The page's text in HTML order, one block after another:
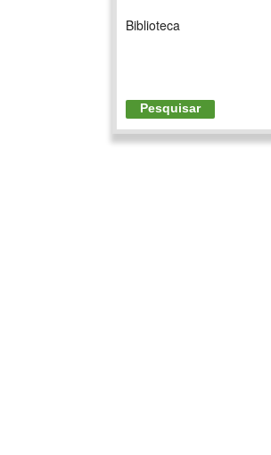
Biblioteca
Pesquisar